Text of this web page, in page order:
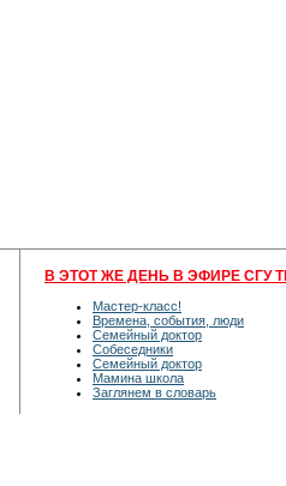
В ЭТОТ ЖЕ ДЕНЬ В ЭФИРЕ СГУ
Мастер-класс!
Времена, события, люди
Семейный доктор
Собеседники
Семейный доктор
Мамина школа
Заглянем в словарь